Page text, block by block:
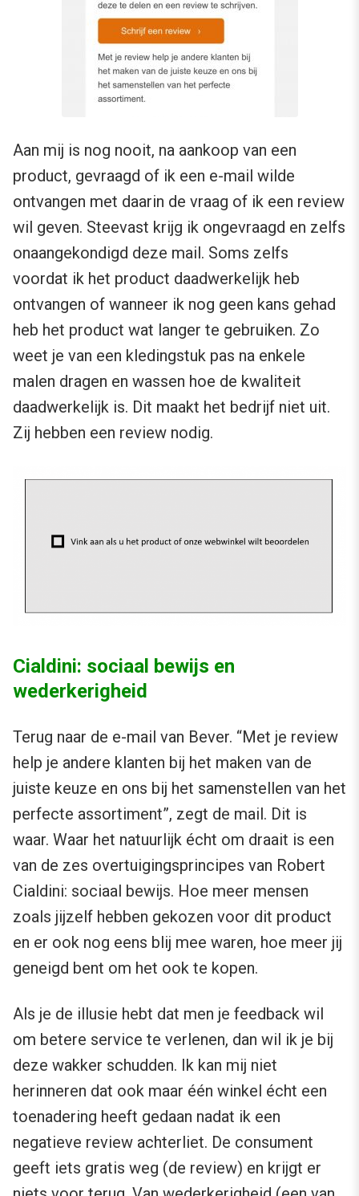
Aan mij is nog nooit, na aankoop van een
product, gevraagd of ik een e-mail wilde
ontvangen met daarin de vraag of ik een review
wil geven. Steevast krijg ik ongevraagd en zelfs
onaangekondigd deze mail. Soms zelfs
voordat ik het product daadwerkelijk heb
ontvangen of wanneer ik nog geen kans gehad
heb het product wat langer te gebruiken. Zo
weet je van een kledingstuk pas na enkele
malen dragen en wassen hoe de kwaliteit
daadwerkelijk is. Dit maakt het bedrijf niet uit.
Zij hebben een review nodig.
Cialdini: sociaal bewijs en
wederkerigheid
Terug naar de e-mail van Bever. “Met je review
help je andere klanten bij het maken van de
juiste keuze en ons bij het samenstellen van het
perfecte assortiment”, zegt de mail. Dit is
waar. Waar het natuurlijk écht om draait is een
van de zes overtuigingsprincipes van Robert
Cialdini: sociaal bewijs. Hoe meer mensen
zoals jijzelf hebben gekozen voor dit product
en er ook nog eens blij mee waren, hoe meer jij
geneigd bent om het ook te kopen.
Als je de illusie hebt dat men je feedback wil
om betere service te verlenen, dan wil ik je bij
deze wakker schudden. Ik kan mij niet
herinneren dat ook maar één winkel écht een
toenadering heeft gedaan nadat ik een
negatieve review achterliet. De consument
geeft iets gratis weg (de review) en krijgt er